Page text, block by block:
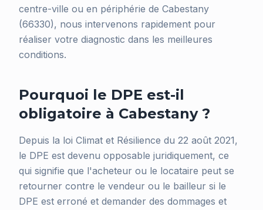
centre-ville ou en périphérie de Cabestany
(66330), nous intervenons rapidement pour
réaliser votre diagnostic dans les meilleures
conditions.
Pourquoi le DPE est-il
obligatoire à Cabestany ?
Depuis la loi Climat et Résilience du 22 août 2021,
le DPE est devenu opposable juridiquement, ce
qui signifie que l'acheteur ou le locataire peut se
retourner contre le vendeur ou le bailleur si le
DPE est erroné et demander des dommages et